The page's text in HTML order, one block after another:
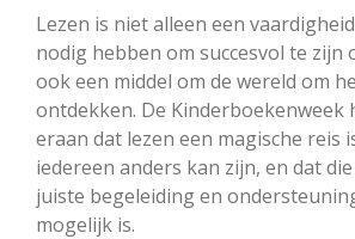
Lezen is niet alleen een
nodig hebben om succesvol te zijn
ook een middel om de wereld om
ontdekken. De Kinderboekenweek
eraan dat lezen een magische reis
iedereen anders kan zijn, en dat
juiste begeleiding en
mogelijk is.